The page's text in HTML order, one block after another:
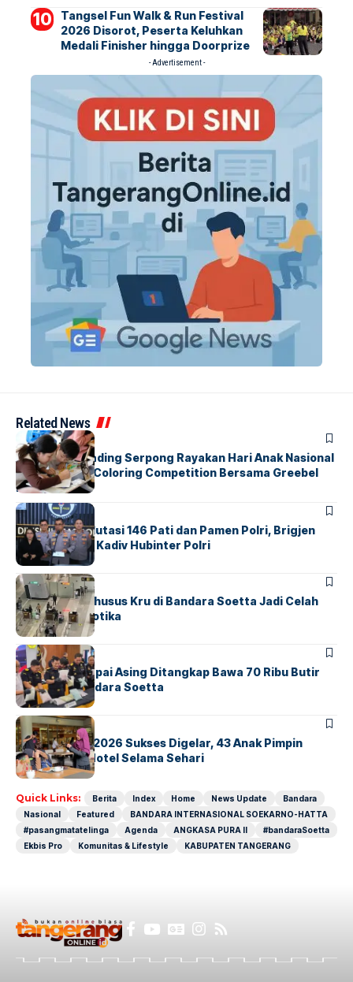
Tangsel Fun Walk & Run Festival
2026 Disorot, Peserta Keluhkan
Medali Finisher hingga Doorprize
- Advertisement -
Related News
BERITAINDEX
Atria Hotel Gading Serpong Rayakan Hari Anak Nasional
Lewat Family Coloring Competition Bersama Greebel
Indonesia
BERITA
Mabes Polri Mutasi 146 Pati dan Pamen Polri, Brigjen
Untung Jabat Kadiv Hubinter Polri
BANDARABERITA
Ketika Jalur Khusus Kru di Bandara Soetta Jadi Celah
Sindikat Narkotika
BANDARA BERITA
Kopilot Maskapai Asing Ditangkap Bawa 70 Ribu Butir
Ekstasi di Bandara Soetta
BERITAINDEX
GM For A Day 2026 Sukses Digelar, 43 Anak Pimpin
Operasional Hotel Selama Sehari
Quick Links: Berita Index Home News Update
Bandara
Nasional
Featured
BANDARA INTERNASIONAL SOEKARNO-HATTA
#pasangmatatelinga
Agenda ANGKASA PURA II
#bandaraSoetta
Ekbis Pro
Komunitas & Lifestyle KABUPATEN TANGERANG